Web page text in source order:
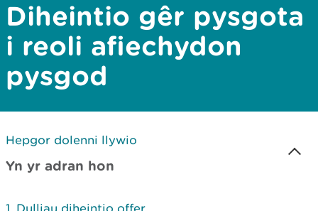
Diheintio gêr pysgota
i reoli afiechydon
pysgod
Hepgor dolenni llywio
Yn yr adran hon
Dulliau diheintio offer